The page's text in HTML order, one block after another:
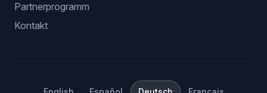
Partnerprogramm
Kontakt